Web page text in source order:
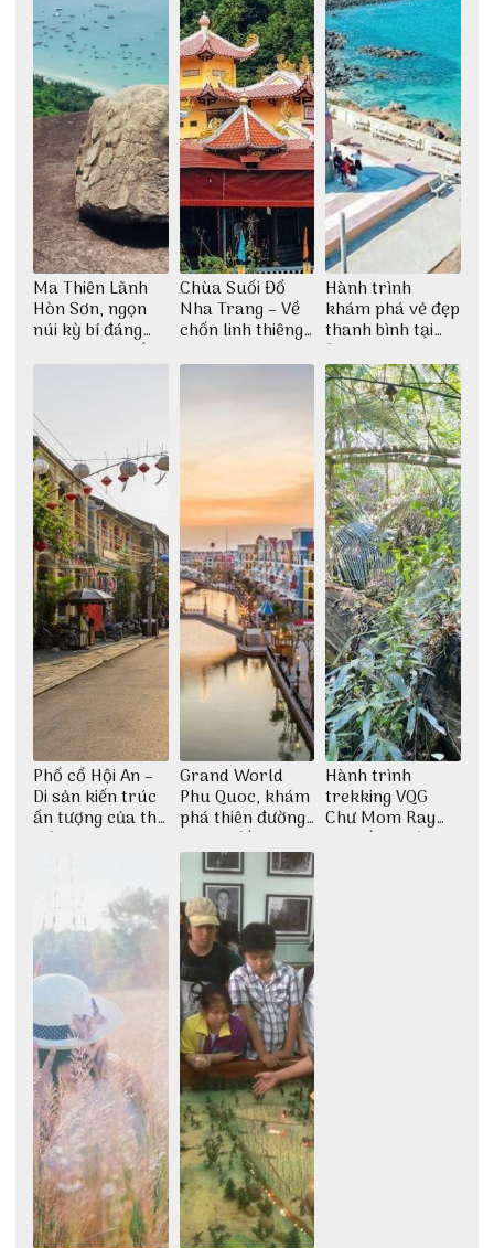
Ma Thiên Lãnh
Hòn Sơn, ngọn
núi kỳ bí đáng
khám phá nhất
Chùa Suối Đổ
Nha Trang – Về
chốn linh thiêng
thiền định
Hành trình
khám phá vẻ đẹp
thanh bình tại
Đảo Phú Quý
Phố cổ Hội An –
Di sản kiến trúc
ấn tượng của thế
giới
Grand World
Phu Quoc, khám
phá thiên đường
giải trí đầy sôi
động
Hành trình
trekking VQG
Chư Mom Ray
tìm về núi rừng